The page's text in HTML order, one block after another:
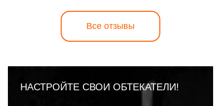
Все отзывы
НАСТРОЙТЕ СВОИ ОБТЕКАТЕЛИ!